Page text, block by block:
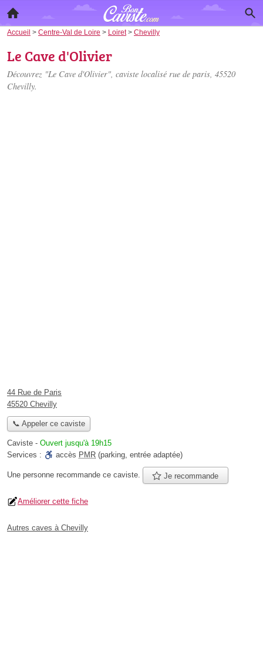
Accueil > Centre-Val de Loire > Loiret> Chevilly
Le Cave d'Olivier
Découvrez "Le Cave d'Olivier", caviste localisé rue de paris, 45520
Chevilly.
44 Rue de Paris
45520 Chevilly
📞 Appeler ce caviste
Caviste - Ouvert jusqu'à 19h15
Services :
accès PMR (parking, entrée adaptée)
Une personne recommande ce caviste. Je recommande
Améliorer cette fiche
Autres caves à Chevilly